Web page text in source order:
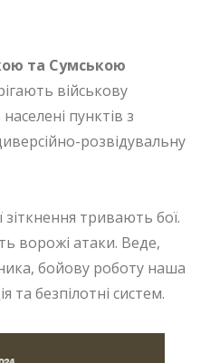
та Сумською
військову
пунктів з
розвідувальну
зіткнення тривають бої.
ворожі атаки. Веде,
бойову роботу наша
та безпілотні систем.